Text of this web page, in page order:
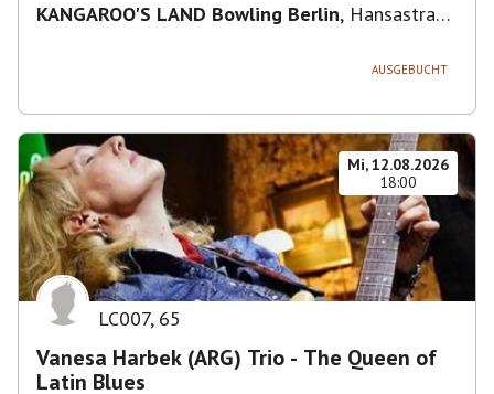
KANGAROO'S LAND Bowling Berlin, Hansastraße
AUSGEBUCHT
Mi, 12.08.2026
18:00
LC007, 65
Vanesa Harbek (ARG) Trio - The Queen of
Latin Blues